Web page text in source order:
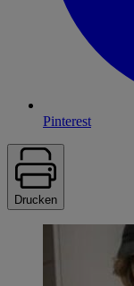
Pinterest
Drucken